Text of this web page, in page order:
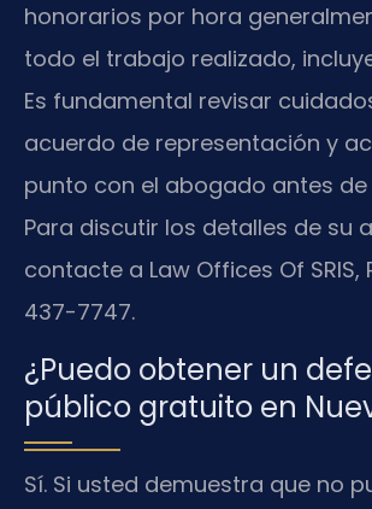
honorarios por hora
todo el trabajo realizado,
Es fundamental revisar
acuerdo de representación y
punto con el abogado antes
Para discutir los detalles de su
contacte a Law Offices Of SRIS,
437-7747.
¿Puedo obtener un
público gratuito en
Sí. Si usted demuestra que no